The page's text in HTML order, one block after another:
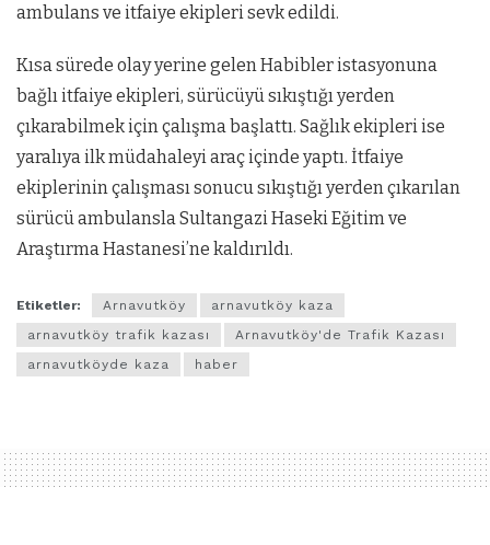
ambulans ve itfaiye ekipleri sevk edildi.
Kısa sürede olay yerine gelen Habibler istasyonuna
bağlı itfaiye ekipleri, sürücüyü sıkıştığı yerden
çıkarabilmek için çalışma başlattı. Sağlık ekipleri ise
yaralıya ilk müdahaleyi araç içinde yaptı. İtfaiye
ekiplerinin çalışması sonucu sıkıştığı yerden çıkarılan
sürücü ambulansla Sultangazi Haseki Eğitim ve
Araştırma Hastanesi’ne kaldırıldı.
Etiketler: Arnavutköy
arnavutköy kaza
arnavutköy trafik kazası
Arnavutköy'de Trafik Kazası
arnavutköyde kaza
haber